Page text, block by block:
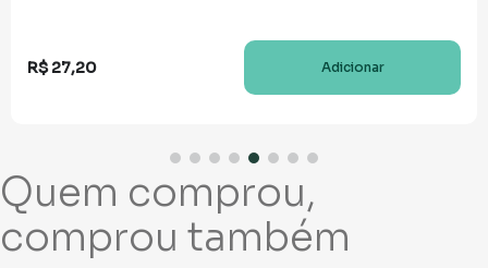
R$ 27,20 Adicionar
Quem comprou,
comprou também